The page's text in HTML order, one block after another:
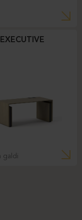
galdi